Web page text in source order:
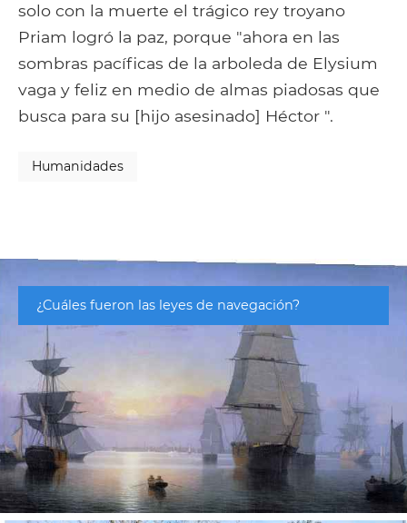
solo con la muerte el trágico rey troyano
Priam logró la paz, porque "ahora en las
sombras pacíficas de la arboleda de Elysium
vaga y feliz en medio de almas piadosas que
busca para su [hijo asesinado] Héctor ".
Humanidades
¿Cuáles fueron las leyes de navegación?